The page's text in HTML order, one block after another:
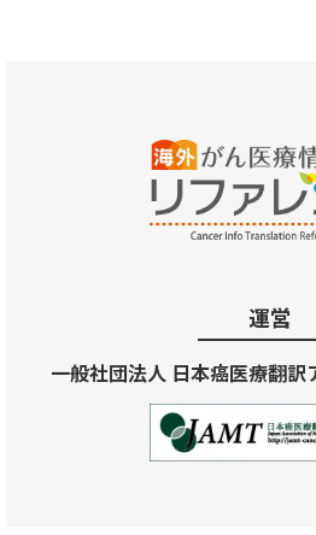
運営
一般社団法人 日本癌医療翻